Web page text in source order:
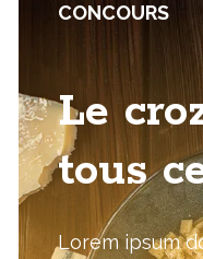
CONCOURS
Le
tous
Lorem ipsum